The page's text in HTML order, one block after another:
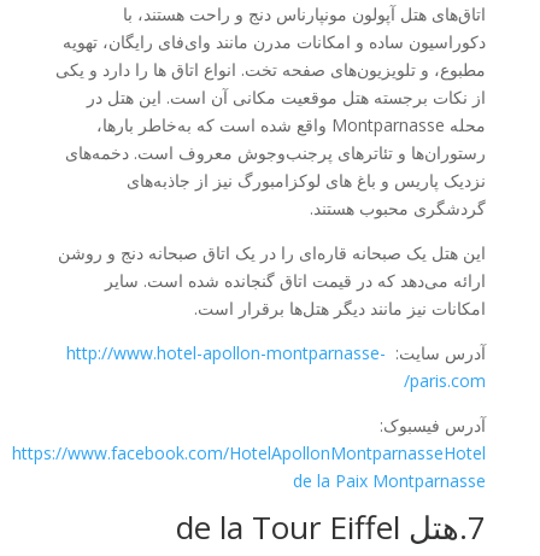
اتاق‌های هتل آپولون مونپارناس دنج و راحت هستند، با
دکوراسیون ساده و امکانات مدرن مانند وای‌فای رایگان، تهویه
مطبوع، و تلویزیون‌های صفحه تخت. انواع اتاق ها را دارد و یکی
از نکات برجسته هتل موقعیت مکانی آن است. این هتل در
محله Montparnasse واقع شده است که به‌خاطر بارها،
رستوران‌ها و تئاترهای پرجنب‌وجوش معروف است. دخمه‌های
نزدیک پاریس و باغ های لوکزامبورگ نیز از جاذبه‌های
گردشگری محبوب هستند.
این هتل یک صبحانه قاره‌ای را در یک اتاق صبحانه دنج و روشن
ارائه می‌دهد که در قیمت اتاق گنجانده شده است. سایر
امکانات نیز مانند دیگر هتل‌ها برقرار است.
آدرس سایت: http://www.hotel-apollon-montparnasse-
paris.com/
آدرس فیسبوک:
https://www.facebook.com/HotelApollonMontparnasseHotel
de la Paix Montparnasse
7.هتل de la Tour Eiffel